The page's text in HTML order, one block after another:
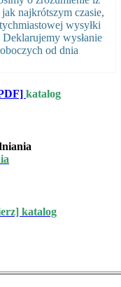
najkrótszym czasie,
wysyłki
wysłanie
od dnia
katalog
katalog